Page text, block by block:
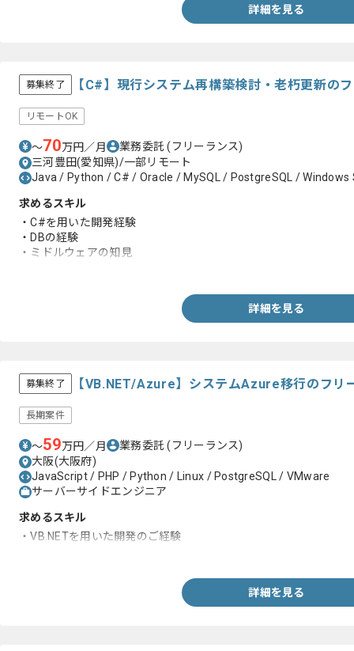
・アーキテクトメンバー:
-Javaフレームワーク開発経験
-マイクロサービス開発、運営経験
-SOA開発、運営経験
詳細を見る
募集終了 【C#】現行システム再構築検討・老朽更新の
リモートOK
〜70万円／月 業務委託(フリーランス)
三河豊田(愛知県)/一部リモート
Java / Python / C# / Oracle / MySQL / PostgreSQL / Windows
求めるスキル
・C#を用いた開発経験
・DBの経験
・ミドルウェアの知見
詳細を見る
募集終了 【VB.NET/Azure】システムAzure移行のフリ
長期案件
〜59万円／月 業務委託(フリーランス)
大阪(大阪府)
JavaScript / PHP / Python / Linux / PostgreSQL / VMware
サーバーサイドエンジニア
求めるスキル
・VB.NETを用いた開発のご経験
詳細を見る